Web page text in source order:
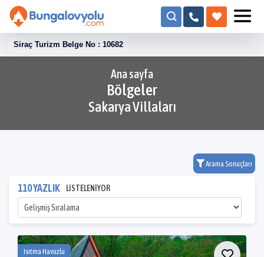
Siraç Turizm Belge No : 10682
Ana sayfa
Bölgeler
Sakarya Villaları
Arama Sonuçları
110 YAZLIK LİSTELENİYOR
Isıtma Havuzlu